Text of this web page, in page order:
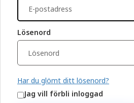
Lösenord
Har du glömt ditt lösenord?
Jag vill förbli inloggad